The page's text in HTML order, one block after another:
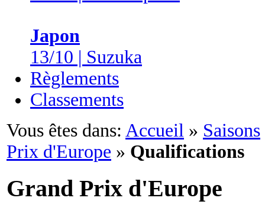
Japon
13/10 | Suzuka
Règlements
Classements
Vous êtes dans: Accueil » Saisons
Prix d'Europe » Qualifications
Grand Prix d'Europe